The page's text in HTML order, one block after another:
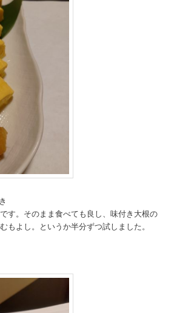
す。そのまま食べても良し、味付き大根の
もよし。というか半分ずつ試しました。